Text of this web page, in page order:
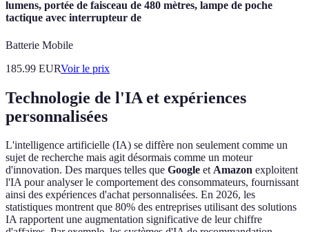
lumens, portée de faisceau de 480 mètres, lampe de poche
tactique avec interrupteur de
Batterie Mobile
185.99 EURVoir le prix
Technologie de l'IA et expériences
personnalisées
L'intelligence artificielle (IA) se diffère non seulement comme un
sujet de recherche mais agit désormais comme un moteur
d'innovation. Des marques telles que Google etAmazon exploitent
l'IA pour analyser le comportement des consommateurs, fournissant
ainsi des expériences d'achat personnalisées. En 2026, les
statistiques montrent que 80% des entreprises utilisant des solutions
IA rapportent une augmentation significative de leur chiffre